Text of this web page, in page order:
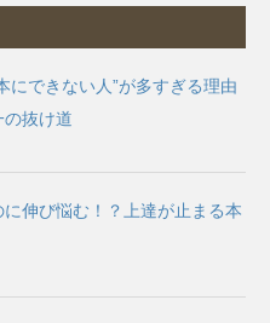
にできない人”が多すぎる理由
の抜け道
伸び悩む！？上達が止まる本